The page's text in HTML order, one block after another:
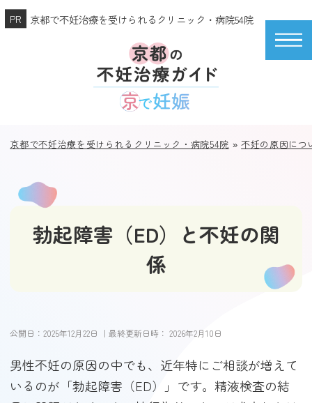
京都で不妊治療を受けられるクリニック・病院54院
京都で不妊治療を受けられるクリニック・病院54院 »不妊の原因につ
勃起障害（ED）と不妊の関
係
公開日：2025年12月22日 ｜最終更新日時：2026年2月10日
男性不妊の原因の中でも、近年特にご相談が増えて
いるのが「勃起障害（ED）」です。精液検査の結